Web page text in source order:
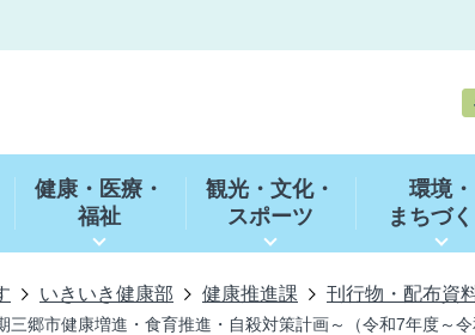
ワ
健康・医療・
福祉
観光・文化・
スポーツ
環境・
まちづ
いきいき健康部 健康推進課 刊行物・配布資
三郷市健康増進・食育推進・自殺対策計画～（令和7年度～